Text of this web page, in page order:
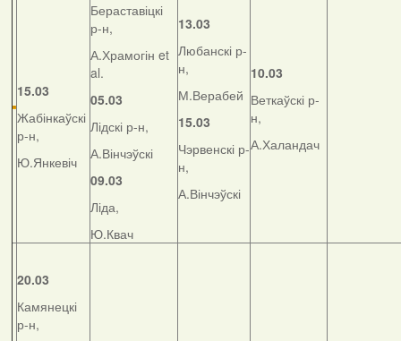
15.03
Жабінкаўскі
р-н,
Ю.Янкевіч
Бераставіцкі
р-н,
А.Храмогін et
al.
05.03
Лідскі р-н,
А.Вінчэўскі
09.03
Ліда,
Ю.Квач
13.03
Любанскі р-
н,
М.Верабей
15.03
Чэрвенскі р-
н,
А.Вінчэўскі
10.03
Веткаўскі р-
н,
А.Халандач
20.03
Камянецкі
р-н,